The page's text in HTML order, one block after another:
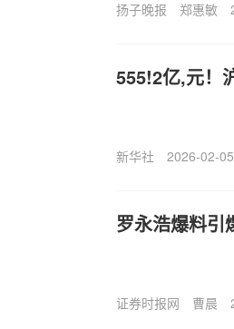
扬子晚报 郑惠敏
555!2亿,元！
新华社 2026-02-
罗永浩爆料
证券时报网 曹晨